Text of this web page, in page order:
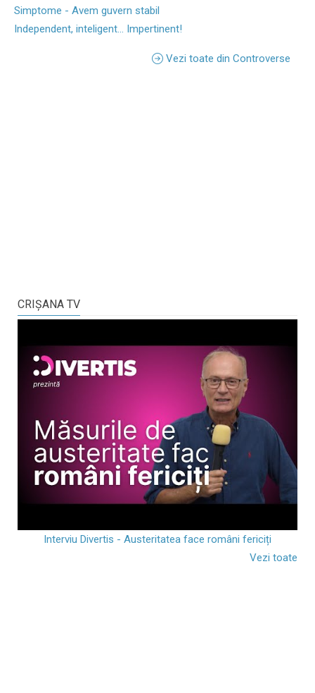
Simptome - Avem guvern stabil
Independent, inteligent... Impertinent!
Vezi toate din Controverse
CRIŞANA TV
Interviu Divertis - Austeritatea face români fericiți
Vezi toate